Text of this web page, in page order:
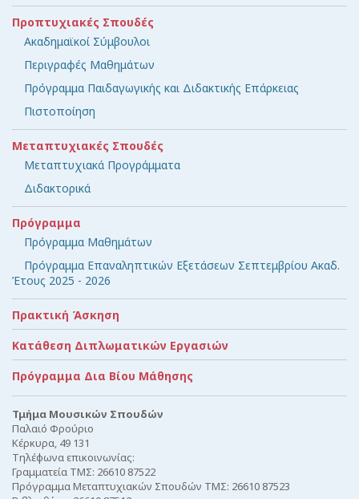
Προπτυχιακές Σπουδές
Ακαδημαϊκοί Σύμβουλοι
Περιγραφές Μαθημάτων
Πρόγραμμα Παιδαγωγικής και Διδακτικής Επάρκειας
Πιστοποίηση
Μεταπτυχιακές Σπουδές
Μεταπτυχιακά Προγράμματα
Διδακτορικά
Πρόγραμμα
Πρόγραμμα Μαθημάτων
Πρόγραμμα Επαναληπτικών Εξετάσεων Σεπτεμβρίου Ακαδ.
Έτους 2025 - 2026
Πρακτική Άσκηση
Κατάθεση Διπλωματικών Εργασιών
Πρόγραμμα Δια Βίου Μάθησης
Τμήμα Μουσικών Σπουδών
Παλαιό Φρούριο
Κέρκυρα, 49 131
Τηλέφωνα επικοινωνίας:
Γραμματεία ΤΜΣ: 26610 87522
Πρόγραμμα Μεταπτυχιακών Σπουδών ΤΜΣ: 26610 87523